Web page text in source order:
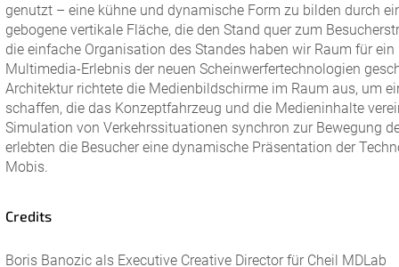
genutzt – eine kühne und dynamische Form zu bilden durch
gebogene vertikale Fläche, die den Stand quer zum
die einfache Organisation des Standes haben wir Raum für
Multimedia-Erlebnis der neuen Scheinwerfertechnologien
Architektur richtete die Medienbildschirme im Raum aus, um
schaffen, die das Konzeptfahrzeug und die Medieninhalte
Simulation von Verkehrssituationen synchron zur Bewegung
erlebten die Besucher eine dynamische Präsentation der
Mobis.
Credits
Boris Banozic als Executive Creative Director für Cheil MDLab